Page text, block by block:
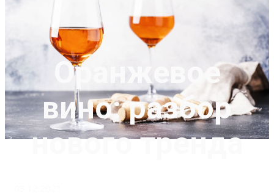
Оранжевое
вино: разбор
нового тренда